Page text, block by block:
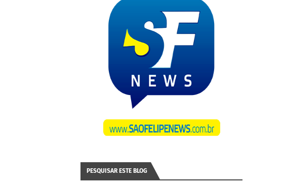
PESQUISAR ESTE BLOG